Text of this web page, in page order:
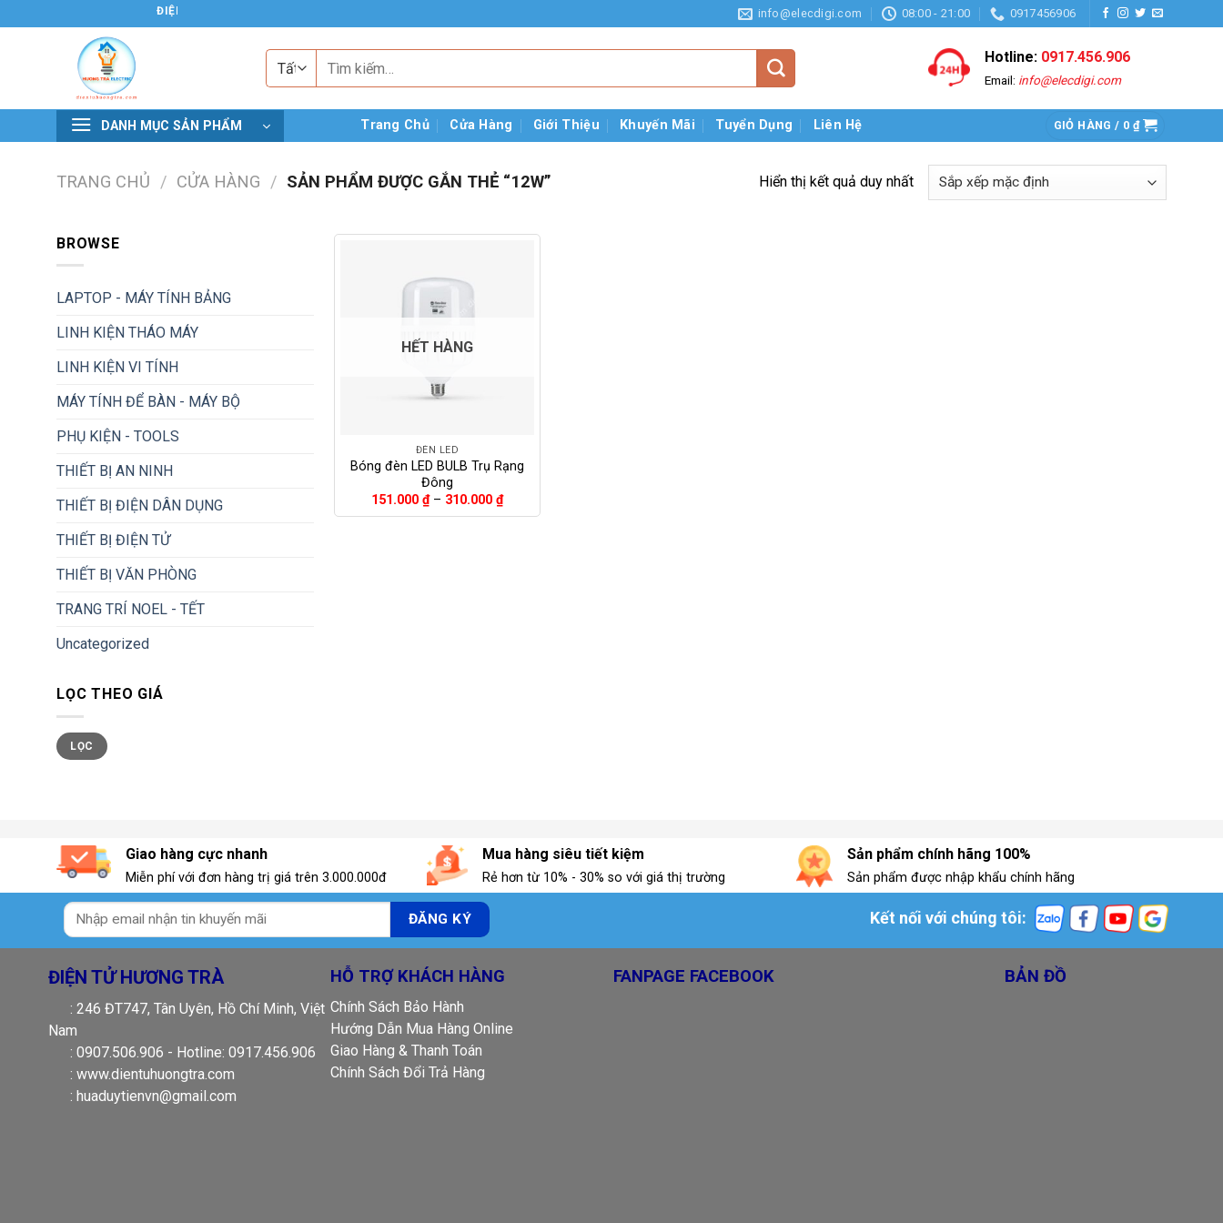
đến
ĐIỆN TỬ HƯƠNG TRÀ info@elecdigi.com 08:00 - 21:00 0917456906
kiếm:
Hotline: 0917.456.906
Email: info@elecdigi.com
DANH MỤC SẢN PHẨM Trang Chủ Cửa Hàng Giới Thiệu Khuyến Mãi Tuyển Dụng Liên Hệ GIỎ HÀNG / 0 ₫
TRANG CHỦ / CỬA HÀNG / SẢN PHẨM ĐƯỢC GẮN THẺ “12W” Hiển thị kết quả duy nhất
BROWSE
LAPTOP - MÁY TÍNH BẢNG
LINH KIỆN THÁO MÁY
LINH KIỆN VI TÍNH
MÁY TÍNH ĐỂ BÀN - MÁY BỘ
PHỤ KIỆN - TOOLS
THIẾT BỊ AN NINH
THIẾT BỊ ĐIỆN DÂN DỤNG
THIẾT BỊ ĐIỆN TỬ
THIẾT BỊ VĂN PHÒNG
TRANG TRÍ NOEL - TẾT
Uncategorized
LỌC THEO GIÁ
Giá
tối
thiểu
Giá
tối
đa
LỌC
HẾT HÀNG
ĐÈN LED
Bóng đèn LED BULB Trụ Rạng
Đông
151.000 ₫ – 310.000 ₫Khoảng
giá:
Giao hàng cực nhanh
Miễn phí với đơn hàng trị giá trên 3.000.000đ
Mua hàng siêu tiết kiệm
Rẻ hơn từ 10% - 30% so với giá thị trường
Sản phẩm chính hãng 100%
Sản phẩm được nhập khẩu chính hãng
Kết nối với chúng tôi:
ĐIỆN TỬ HƯƠNG TRÀ
: 246 ĐT747, Tân Uyên, Hồ Chí Minh, Việt
Nam
: 0907.506.906 - Hotline: 0917.456.906
: www.dientuhuongtra.com
: huaduytienvn@gmail.com
HỖ TRỢ KHÁCH HÀNG
Chính Sách Bảo Hành
Hướng Dẫn Mua Hàng Online
Giao Hàng & Thanh Toán
Chính Sách Đổi Trả Hàng
FANPAGE FACEBOOK BẢN ĐỒ